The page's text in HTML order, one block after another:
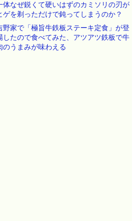
体なぜ鋭くて硬いはずのカミソリの刃が
ゲを剃っただけで鈍ってしまうのか？
野家で「極旨牛鉄板ステーキ定食」が登
したので食べてみた、アツアツ鉄板で牛
のうまみが味わえる